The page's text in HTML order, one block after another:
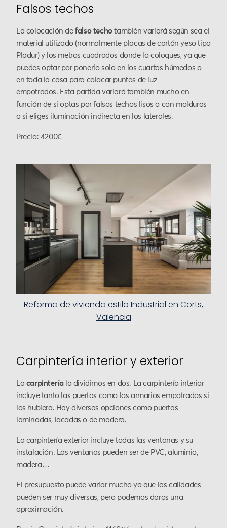
Falsos techos
La colocación defalso techotambién variará según sea el
material utilizado (normalmente placas de cartón yeso tipo
Pladur) y los metros cuadrados donde lo coloques, ya que
puedes optar por ponerlo solo en los cuartos húmedos o
en toda la casa para colocar puntos de luz
empotrados. Esta partida variará también mucho en
función de si optas por falsos techos lisos o con molduras
o si eliges iluminación indirecta en los laterales.
Precio: 4200€
Reforma de vivienda estilo Industrial en Corts,
Valencia
Carpintería interior y exterior
La carpinteríala dividimos en dos. La carpintería interior
incluye tanto las puertas como los armarios empotrados si
los hubiera. Hay diversas opciones como puertas
laminadas, lacadas o de madera.
La carpintería exterior incluye todas las ventanas y su
instalación. Las ventanas pueden ser de PVC, aluminio,
madera…
El presupuesto puede variar mucho ya que las calidades
pueden ser muy diversas, pero podemos daros una
aproximación.